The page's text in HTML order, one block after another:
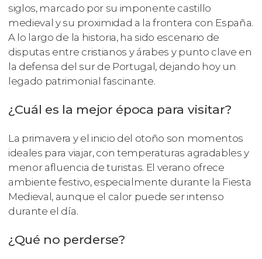
siglos, marcado por su imponente castillo
medieval y su proximidad a la frontera con España.
A lo largo de la historia, ha sido escenario de
disputas entre cristianos y árabes y punto clave en
la defensa del sur de Portugal, dejando hoy un
legado patrimonial fascinante.
¿Cuál es la mejor época para visitar?
La primavera y el inicio del otoño son momentos
ideales para viajar, con temperaturas agradables y
menor afluencia de turistas. El verano ofrece
ambiente festivo, especialmente durante la Fiesta
Medieval, aunque el calor puede ser intenso
durante el día.
¿Qué no perderse?